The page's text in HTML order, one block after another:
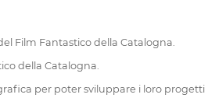
Film Fantastico della Catalogna.
della Catalogna.
per poter sviluppare i loro progetti